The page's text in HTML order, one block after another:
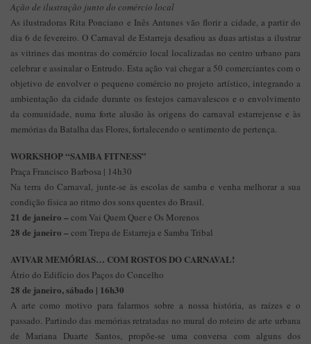
Ação de ilustração junto do comércio local
As ilustradoras Rita Ponciano e Inês Antunes vão florir a cidade, a partir do
dia 6 de fevereiro. O Carnaval de Estarreja desafiou as duas artistas a ilustrar
as vitrines das montras do comércio local localizadas no centro urbano para
celebrar e assinalar o Entrudo. Esta ação vai chegar a 50 comerciantes com o
objetivo de envolver o pequeno comércio no projeto artístico, integrando a
ambientação da cidade durante os festejos carnavalescos e o envolvimento
da comunidade, numa forte alusão às origens do carnaval estarrejense e às
memórias da Batalha das Flores, fortalecendo o sentimento de pertença.
WORKSHOP “SAMBA FITNESS”
Praça Francisco Barbosa | 14h30
Na terra do Carnaval, junte-se às escolas de samba e venha melhorar a sua
condição física ao ritmo dos sons quentes do Brasil.
21 de janeiro –com Vai Quem Quer e Os Morenos
28 de janeiro –com Trepa de Estarreja e Samba Tribal
AVIVAR MEMÓRIAS… COM ROSTOS DO CARNAVAL!
Átrio do Edifício dos Paços do Concelho
28 de janeiro, sábado | 16h30
A arte como motivo para falarmos sobre a nossa história, as raízes e o
passado. Partindo das memórias retratadas no mural do roteiro de arte urbana
de Mariana Duarte Santos, propõe-se uma conversa com alguns dos